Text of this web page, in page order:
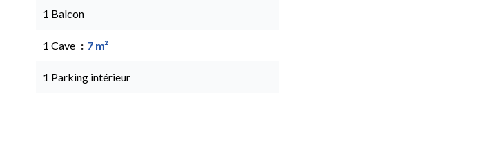
1 Balcon
1 Cave 7 m²
1 Parking intérieur